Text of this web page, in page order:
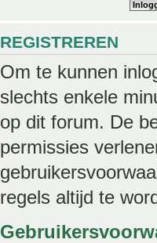
REGISTREREN
Om te kunnen
slechts enkele
op dit forum. De
permissies
regels altijd te